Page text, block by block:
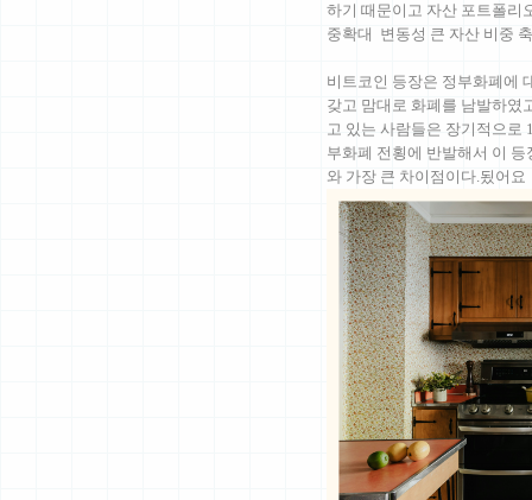
하기 때문이고 자산 포트폴리
중확대 변동성 큰 자산 비중
비트코인 등장은 정부화폐에
갖고 맘대로 화폐를 남발하였
고 있는 사람들은 장기적으로
부화폐 전횡에 반발해서 이
와 가장 큰 차이점이다.됬어요